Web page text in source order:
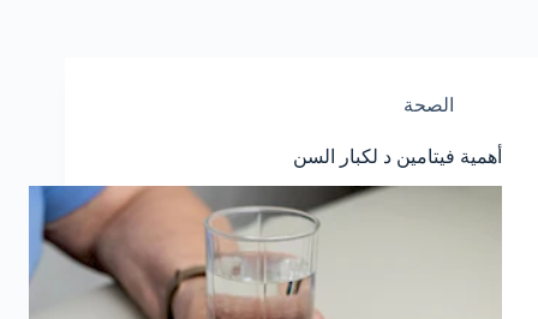
الصحة
أهمية فيتامين د لكبار السن